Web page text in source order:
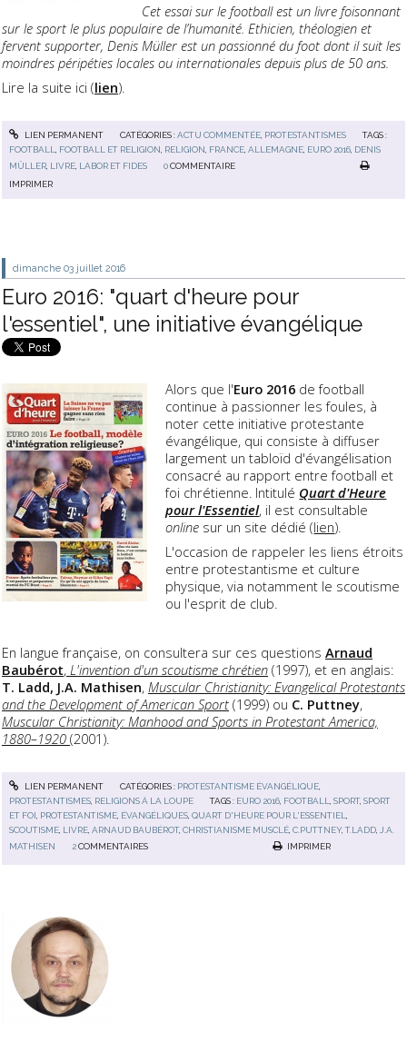
Cet essai sur le football est un livre foisonnant
sur le sport le plus populaire de l’humanité. Ethicien, théologien et
fervent supporter, Denis Müller est un passionné du foot dont il suit les
moindres péripéties locales ou internationales depuis plus de 50 ans.
Lire la suite ici (lien).
LIEN PERMANENT CATÉGORIES :ACTU COMMENTÉE, PROTESTANTISMES
TAGS :
FOOTBALL
FOOTBALL ET RELIGION RELIGION FRANCE ,ALLEMAGNE EURO 2016 DENIS
MÜLLER LIVRE LABOR ET FIDES 0 COMMENTAIRE
IMPRIMER
dimanche 03 juillet 2016
Euro 2016: "quart d'heure pour
l'essentiel", une initiative évangélique
Alors que l'Euro 2016 de football
continue à passionner les foules, à
noter cette initiative protestante
évangélique, qui consiste à diffuser
largement un tabloïd d'évangélisation
consacré au rapport entre football et
foi chrétienne. Intitulé Quart d'Heure
pour l'Essentiel, il est consultable
online sur un site dédié (lien).
L'occasion de rappeler les liens étroits
entre protestantisme et culture
physique, via notamment le scoutisme
ou l'esprit de club.
En langue française, on consultera sur ces questions Arnaud
Baubérot, L'invention d'un scoutisme chrétien (1997), et en anglais:
T. Ladd, J.A. Mathisen, Muscular Christianity: Evangelical Protestants
and the Development of American Sport (1999) ou C. Puttney,
Muscular Christianity: Manhood and Sports in Protestant America,
1880–1920 (2001).
LIEN PERMANENT CATÉGORIES : PROTESTANTISME ÉVANGÉLIQUE,
PROTESTANTISMES RELIGIONS À LA LOUPE TAGS : EURO 2016 FOOTBALL ,SPORT,SPORT
ET FOI PROTESTANTISME ÉVANGÉLIQUES ,QUART D'HEURE POUR L'ESSENTIEL
SCOUTISME LIVRE ,ARNAUD BAUBÉROT,CHRISTIANISME MUSCLÉ ,C.PUTTNEY,T.LADD
J.A.
MATHISEN
2 COMMENTAIRES IMPRIMER